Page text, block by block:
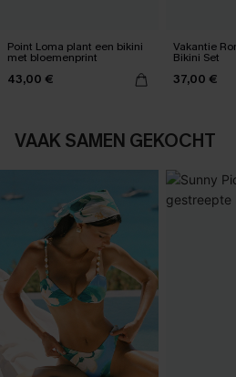
Point Loma plant een bikini
met bloemenprint
43,00 €
Vakantie
Bikini Set
37,00 €
VAAK SAMEN GEKOCHT